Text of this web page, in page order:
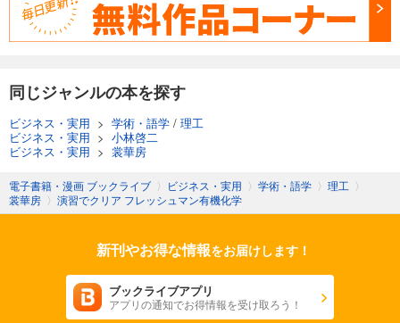
同じジャンルの本を探す
ビジネス・実用 > 学術・語学 / 理工
ビジネス・実用 > 小林啓二
ビジネス・実用 > 裳華房
電子書籍・漫画 ブックライブ 〉 ビジネス・実用 〉 学術・語学 〉 理工 〉
裳華房 〉 演習でクリア フレッシュマン有機化学
新刊やお得な情報をお届けします！
ブックライブアプリ
アプリの通知でお得情報を受け取ろう！